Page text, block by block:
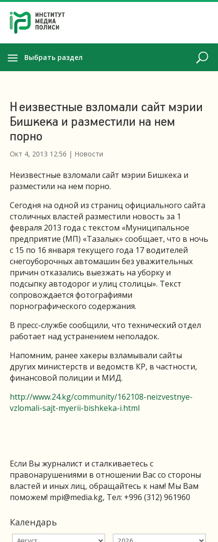
Выбрать раздел
Неизвестные взломали сайт мэрии
Бишкека и разместили на нем
порно
Окт 4, 2013 12:56 | Новости
Неизвестные взломали сайт мэрии Бишкека и
разместили на нем порно.
Сегодня на одной из страниц официального сайта
столичных властей разместили новость за 1
февраля 2013 года с текстом «Муниципальное
предприятие (МП) «Тазалык» сообщает, что в ночь
с 15 по 16 января текущего года 17 водителей
снегоуборочных автомашин без уважительных
причин отказались выезжать на уборку и
подсыпку автодорог и улиц столицы». Текст
сопровождается фотографиями
порнографического содержания.
В пресс-службе сообщили, что технический отдел
работает над устранением неполадок.
Напомним, ранее хакеры взламывали сайты
других министерств и ведомств КР, в частности,
финансовой полиции и МИД.
http://www.24.kg/community/162108-neizvestnye-
vzlomali-sajt-myerii-bishkeka-i.html
Если Вы журналист и сталкиваетесь с
правонарушениями в отношении Вас со стороны
властей и иных лиц, обращайтесь к нам! Мы Вам
поможем! mpi@media.kg, Тел: +996 (312) 961960
Календарь